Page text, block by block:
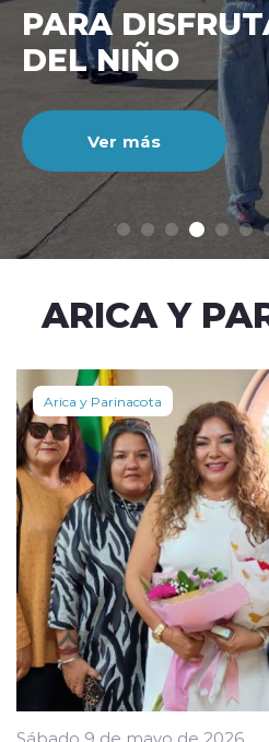
modo claro
CIENTO
DE JULIO
Ver más
ARICA Y
Arica y Parinacota